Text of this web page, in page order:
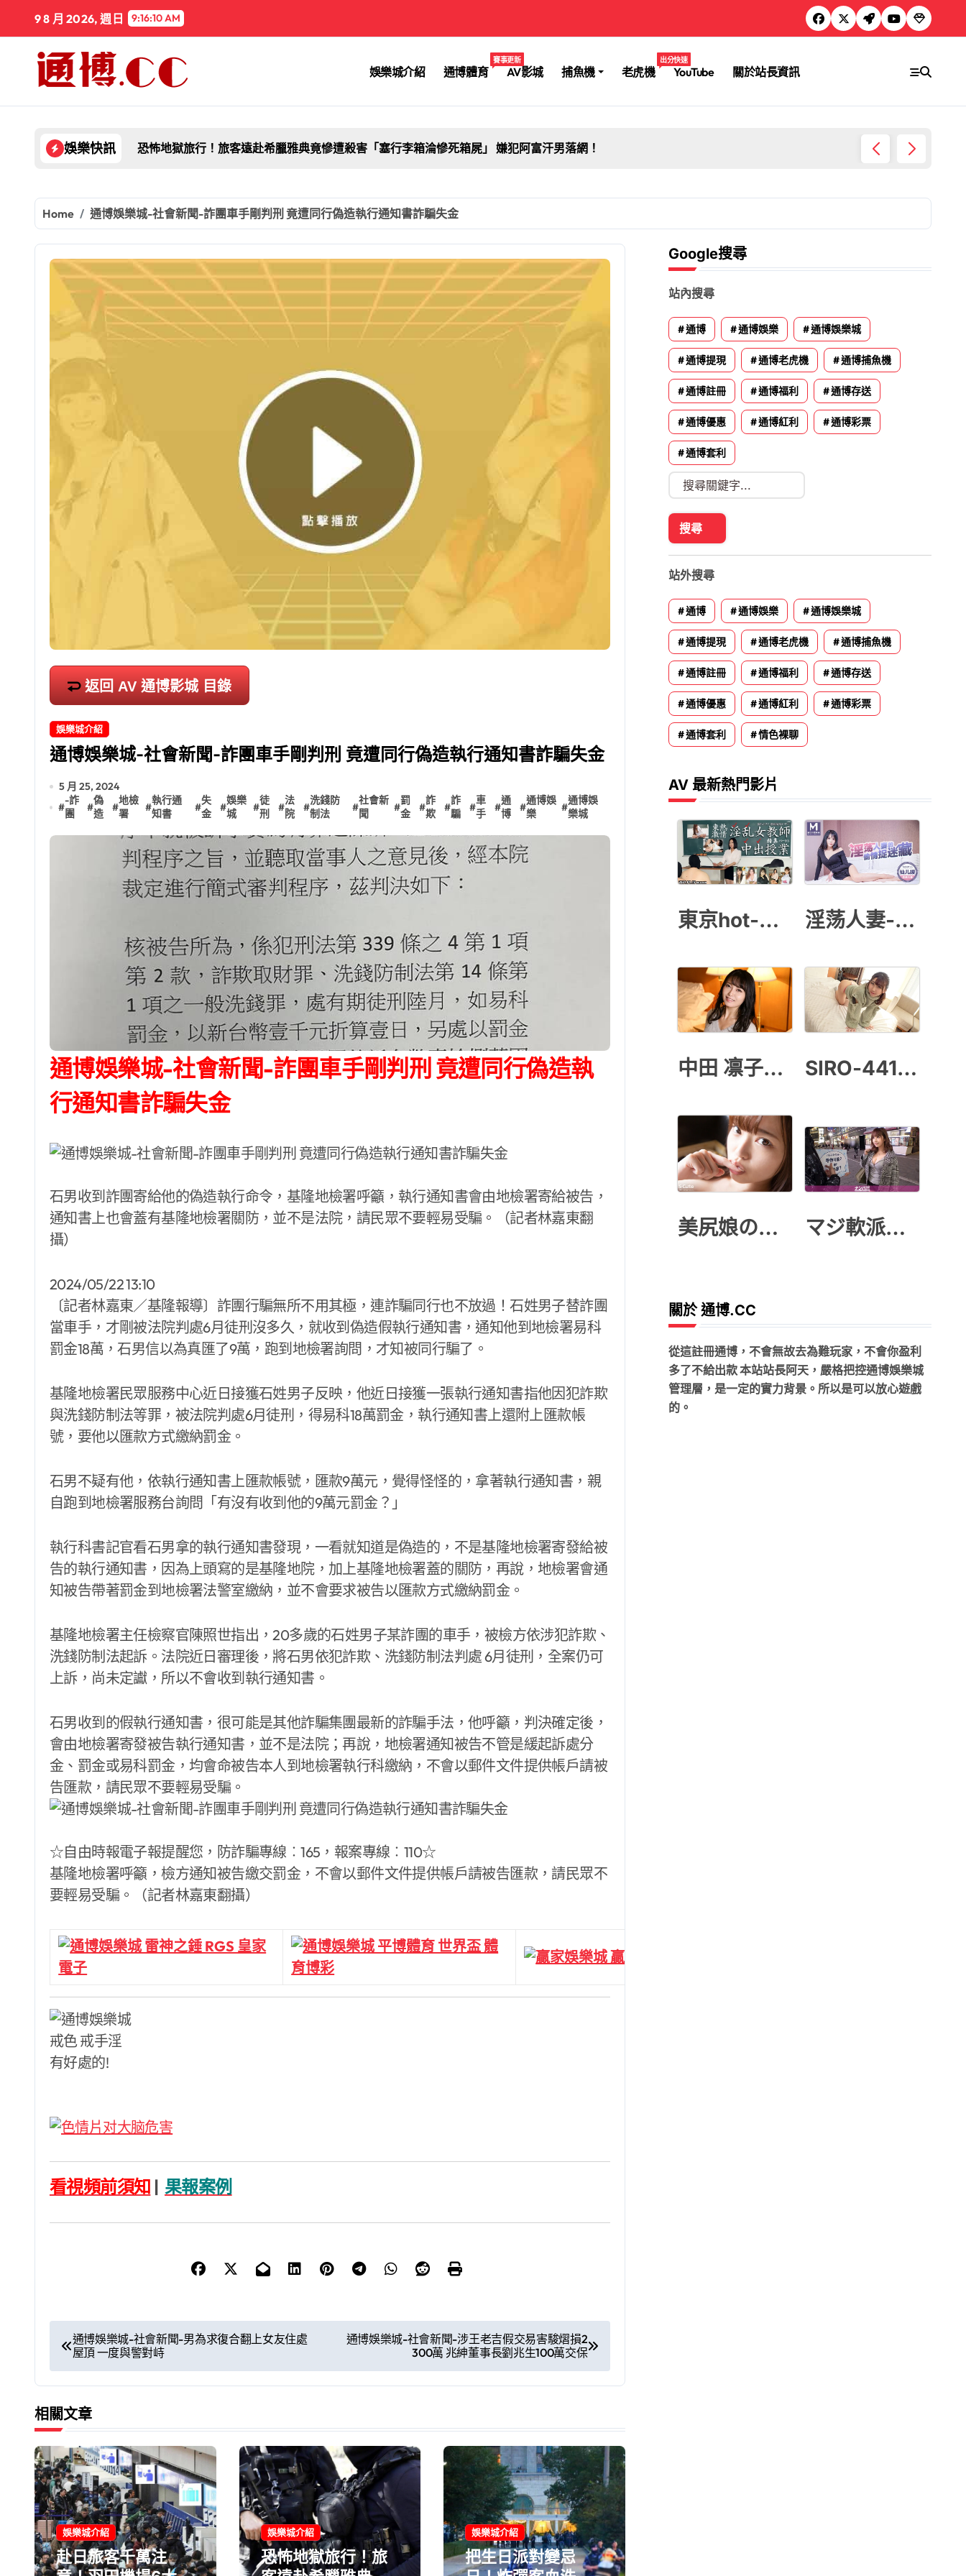
content
9 8 月 2026, 週日 9:16:12 AM
娛樂城介紹 通博體育
賽事更新
AV影城 捕魚機 老虎機
出分快速
YouTube 關於站長資訊
娛樂快訊 恐怖地獄旅行！旅客遠赴希臘雅典竟慘遭殺害「塞行李箱淪慘死箱屍」 嫌犯阿富汗男落網！
Home 通博娛樂城-社會新聞-詐團車手剛判刑 竟遭同行偽造執行通知書詐騙失金
返回 AV 通博影城 目錄
娛樂城介紹
通博娛樂城-社會新聞-詐團車手剛判刑 竟遭同行偽造執行通知書詐騙失金
5 月 25, 2024
#
-詐
團
#
偽
造
#
地檢
署
#
執行通
知書
#
失
金
#
娛樂
城
#
徒
刑
#
法
院
#
洗錢防
制法
#
社會新
聞
#
罰
金
#
詐
欺
#
詐
騙
#
車
手
#
通
博
#
通博娛
樂
#
通博娛
樂城
通博娛樂城-社會新聞-詐團車手剛判刑 竟遭同行偽造執
行通知書詐騙失金
石男收到詐團寄給他的偽造執行命令，基隆地檢署呼籲，執行通知書會由地檢署寄給被告，
通知書上也會蓋有基隆地檢署關防，並不是法院，請民眾不要輕易受騙。（記者林嘉東翻
攝）
2024/05/22 13:10
〔記者林嘉東／基隆報導〕詐團行騙無所不用其極，連詐騙同行也不放過！石姓男子替詐團
當車手，才剛被法院判處6月徒刑沒多久，就收到偽造假執行通知書，通知他到地檢署易科
罰金18萬，石男信以為真匯了9萬，跑到地檢署詢問，才知被同行騙了。
基隆地檢署民眾服務中心近日接獲石姓男子反映，他近日接獲一張執行通知書指他因犯詐欺
與洗錢防制法等罪，被法院判處6月徒刑，得易科18萬罰金，執行通知書上還附上匯款帳
號，要他以匯款方式繳納罰金。
石男不疑有他，依執行通知書上匯款帳號，匯款9萬元，覺得怪怪的，拿著執行通知書，親
自跑到地檢署服務台詢問「有沒有收到他的9萬元罰金？」
執行科書記官看石男拿的執行通知書發現，一看就知道是偽造的，不是基隆地檢署寄發給被
告的執行通知書，因為上頭寫的是基隆地院，加上基隆地檢署蓋的關防，再說，地檢署會通
知被告帶著罰金到地檢署法警室繳納，並不會要求被告以匯款方式繳納罰金。
基隆地檢署主任檢察官陳照世指出，20多歲的石姓男子某詐團的車手，被檢方依涉犯詐欺、
洗錢防制法起訴。法院近日審理後，將石男依犯詐欺、洗錢防制法判處 6月徒刑，全案仍可
上訴，尚未定讞，所以不會收到執行通知書。
石男收到的假執行通知書，很可能是其他詐騙集團最新的詐騙手法，他呼籲，判決確定後，
會由地檢署寄發被告執行通知書，並不是法院；再說，地檢署通知被告不管是緩起訴處分
金、罰金或易科罰金，均會命被告本人到地檢署執行科繳納，不會以郵件文件提供帳戶請被
告匯款，請民眾不要輕易受騙。
☆自由時報電子報提醒您，防詐騙專線︰165，報案專線︰110☆
基隆地檢署呼籲，檢方通知被告繳交罰金，不會以郵件文件提供帳戶請被告匯款，請民眾不
要輕易受騙。（記者林嘉東翻攝）
看視頻前須知 |果報案例
文
章
導
覽
通博娛樂城-社會新聞-男為求復合翻上女友住處
屋頂 一度與警對峙
通博娛樂城-社會新聞-涉王老吉假交易害駿熠損2
300萬 兆紳董事長劉兆生100萬交保
相關文章
娛樂城介紹
赴日旅客千萬注
娛樂城介紹
恐怖地獄旅行！旅
娛樂城介紹
把生日派對變忌
Google搜尋
站內搜尋
通博 通博娛樂 通博娛樂城
通博提現 通博老虎機 通博捕魚機
通博註冊 通博福利 通博存送
通博優惠 通博紅利 通博彩票
通博套利
站外搜尋
通博 通博娛樂 通博娛樂城
通博提現 通博老虎機 通博捕魚機
通博註冊 通博福利 通博存送
通博優惠 通博紅利 通博彩票
通博套利 情色裸聊
AV 最新熱門影片
東京hot-教師授業 淫荡人妻-仙儿媛
中田 凛子蒼い再会 SIRO-4413 初撮り
美尻娘の華奢 マジ軟派、初撮
關於 通博.CC
從這註冊通博，不會無故去為難玩家，不會你盈利
多了不給出款 本站站長阿天，嚴格把控通博娛樂城
管理層，是一定的實力背景。所以是可以放心遊戲
的。